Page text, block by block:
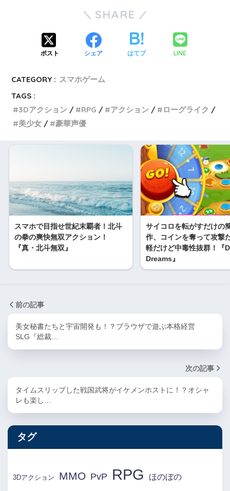
SHARE
ポスト シェア はてブ LINE
CATEGORY : スマホゲーム
TAGS :
3Dアクション
RPG アクション
ローグライク
美少女
豪華声優
スマホで目指せ世紀末覇者！北斗
の拳の爽快無双アクション！
『真・北斗無‪双』‬
サイコロを転がすだけの
作、コインを奪って攻撃
軽だけど中毒性抜群！『
Dreams』
前の記事
美女秘書たちと宇宙開発も！？ブラウザで遊ぶ本格経営
SLG『総裁…
次の記事
タイムスリップした戦国武将がイケメンホストに！？オシャ
レも楽し…
タグ
3Dアクション MMO PvP RPG ほのぼの